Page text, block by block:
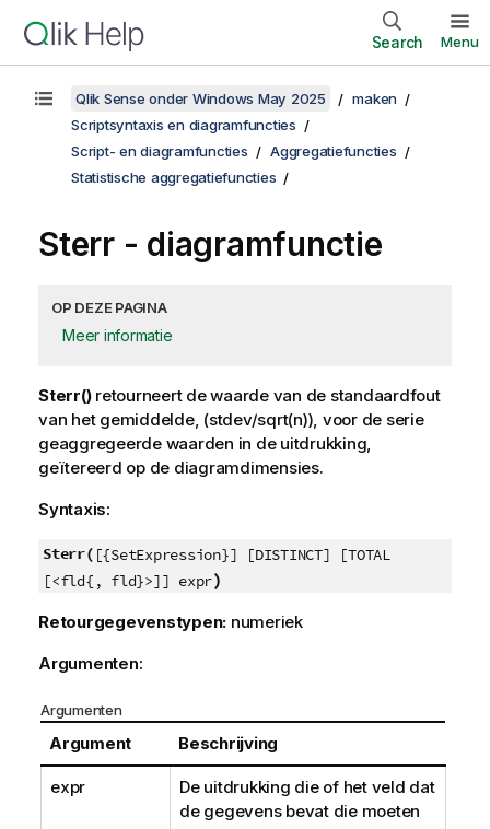
Search Menu
Qlik Sense onder Windows May 2025
maken
Scriptsyntaxis en diagramfuncties
Script- en diagramfuncties
Aggregatiefuncties
Statistische aggregatiefuncties
Sterr- diagramfunctie
OP DEZE PAGINA
Meer informatie
Sterr()retourneert de waarde van de standaardfout
van het gemiddelde, (stdev/sqrt(n)), voor de serie
geaggregeerde waarden in de uitdrukking,
geïtereerd op de diagramdimensies.
Syntaxis:
Sterr( [{SetExpression}] [DISTINCT] [TOTAL
[<fld{, fld}>]] expr)
Retourgegevenstypen: numeriek
Argumenten:
Argumenten
Argument Beschrijving
expr
De uitdrukking die of het veld dat
de gegevens bevat die moeten